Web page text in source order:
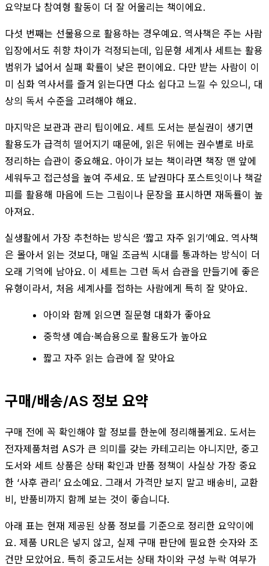
요약보다 참여형 활동이 더 잘 어울리는 책이에요.
다섯 번째는 선물용으로 활용하는 경우예요. 역사책은 주는 사람
입장에서도 취향 차이가 걱정되는데, 입문형 세계사 세트는 활용
범위가 넓어서 실패 확률이 낮은 편이에요. 다만 받는 사람이 이
미 심화 역사서를 즐겨 읽는다면 다소 쉽다고 느낄 수 있으니, 대
상의 독서 수준을 고려해야 해요.
마지막은 보관과 관리 팁이에요. 세트 도서는 분실권이 생기면
활용도가 급격히 떨어지기 때문에, 읽은 뒤에는 권수별로 바로
정리하는 습관이 중요해요. 아이가 보는 책이라면 책장 맨 앞에
세워두고 접근성을 높여 주세요. 또 낱권마다 포스트잇이나 책갈
피를 활용해 마음에 드는 그림이나 문장을 표시하면 재독률이 높
아져요.
실생활에서 가장 추천하는 방식은 ‘짧고 자주 읽기’예요. 역사책
은 몰아서 읽는 것보다, 매일 조금씩 시대를 통과하는 방식이 더
오래 기억에 남아요. 이 세트는 그런 독서 습관을 만들기에 좋은
유형이라서, 처음 세계사를 접하는 사람에게 특히 잘 맞아요.
아이와 함께 읽으면 질문형 대화가 좋아요
중학생 예습·복습용으로 활용도가 높아요
짧고 자주 읽는 습관에 잘 맞아요
구매/배송/AS 정보 요약
구매 전에 꼭 확인해야 할 정보를 한눈에 정리해볼게요. 도서는
전자제품처럼 AS가 큰 의미를 갖는 카테고리는 아니지만, 중고
도서와 세트 상품은 상태 확인과 반품 정책이 사실상 가장 중요
한 ‘사후 관리’ 요소예요. 그래서 가격만 보지 말고 배송비, 교환
비, 반품비까지 함께 보는 것이 좋습니다.
아래 표는 현재 제공된 상품 정보를 기준으로 정리한 요약이에
요. 제품 URL은 넣지 않고, 실제 구매 판단에 필요한 숫자와 조
건만 모았어요. 특히 중고도서는 상태 차이와 구성 누락 여부가